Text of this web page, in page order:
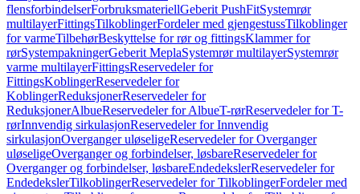
flensforbindelserForbruksmateriellGeberit PushFitSystemrør
multilayerFittingsTilkoblingerFordeler med gjengestussTilkoblinger
for varmeTilbehørBeskyttelse for rør og fittingsKlammer for
rørSystempakningerGeberit MeplaSystemrør multilayerSystemrør
varme multilayerFittingsReservedeler for
FittingsKoblingerReservedeler for
KoblingerReduksjonerReservedeler for
ReduksjonerAlbueReservedeler for AlbueT-rørReservedeler for T-
rørInnvendig sirkulasjonReservedeler for Innvendig
sirkulasjonOverganger uløseligeReservedeler for Overganger
uløseligeOverganger og forbindelser, løsbareReservedeler for
Overganger og forbindelser, løsbareEndedekslerReservedeler for
EndedekslerTilkoblingerReservedeler for TilkoblingerFordeler med